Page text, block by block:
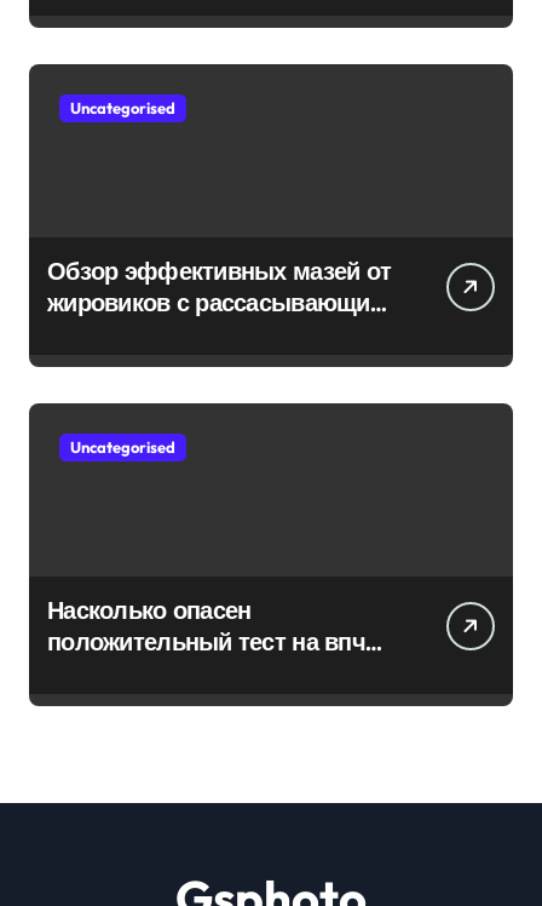
Uncategorised
Обзор эффективных мазей от
жировиков с рассасывающим
Uncategorised
Насколько опасен
положительный тест на впч